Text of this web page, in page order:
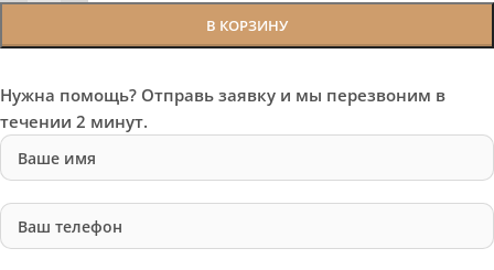
В КОРЗИНУ
Нужна помощь? Отправь заявку и мы перезвоним в
течении 2 минут.